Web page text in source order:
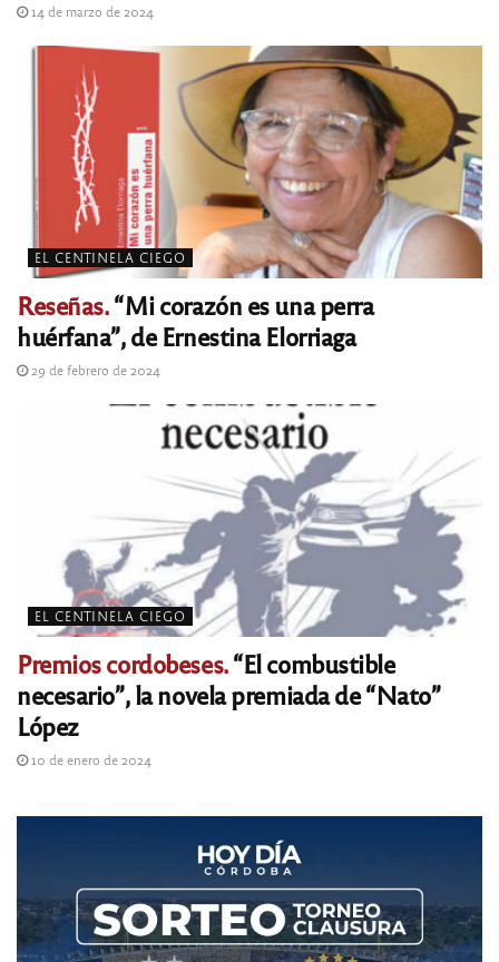
14 de marzo de 2024
EL CENTINELA CIEGO
Reseñas.“Mi corazón es una perra
huérfana”, de Ernestina Elorriaga
29 de febrero de 2024
EL CENTINELA CIEGO
Premios cordobeses.“El combustible
necesario”, la novela premiada de “Nato”
López
10 de enero de 2024